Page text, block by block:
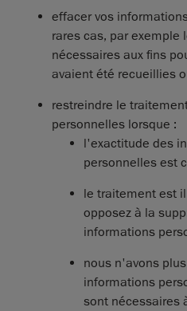
effacer vos
rares cas, par
nécessaires aux fins
avaient été recueillies
restreindre le
personnelles lorsque :
l'exactitude des
personnelles est
le traitement est
opposez à la
informations
nous n'avons
informations
sont nécessaires